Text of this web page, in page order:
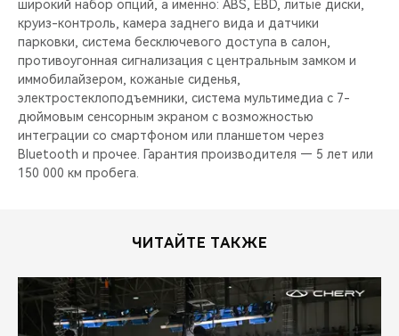
широкий набор опций, а именно: ABS, EBD, литые диски,
круиз-контроль, камера заднего вида и датчики
парковки, система бесключевого доступа в салон,
противоугонная сигнализация с центральным замком и
иммобилайзером, кожаные сиденья,
электростеклоподъемники, система мультимедиа с 7-
дюймовым сенсорным экраном c возможностью
интеграции со смартфоном или планшетом через
Bluetooth и прочее. Гарантия производителя — 5 лет или
150 000 км пробега.
ЧИТАЙТЕ ТАКЖЕ